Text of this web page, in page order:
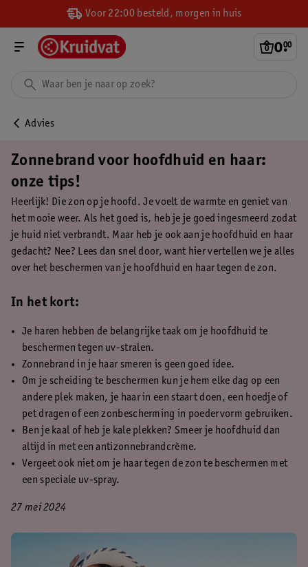
Voor 22:00 besteld, morgen in huis
0.
00
Advies
Zonnebrand voor hoofdhuid en haar:
onze tips!
Heerlijk! Die zon op je hoofd. Je voelt de warmte en geniet van
het mooie weer. Als het goed is, heb je je goed ingesmeerd zodat
je huid niet verbrandt. Maar heb je ook aan je hoofdhuid en haar
gedacht? Nee? Lees dan snel door, want hier vertellen we je alles
over het beschermen van je hoofdhuid en haar tegen de zon.
In het kort:
Je haren hebben de belangrijke taak om je hoofdhuid te
beschermen tegen uv-stralen.
Zonnebrand in je haar smeren is geen goed idee.
Om je scheiding te beschermen kun je hem elke dag op een
andere plek maken, je haar in een staart doen, een hoedje of
pet dragen of een zonbescherming in poedervorm gebruiken.
Ben je kaal of heb je kale plekken? Smeer je hoofdhuid dan
altijd in met een antizonnebrandcrème.
Vergeet ook niet om je haar tegen de zon te beschermen met
een speciale uv-spray.
27 mei 2024